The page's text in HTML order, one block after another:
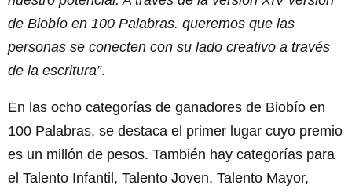
de Biobío en 100 Palabras. queremos que las
personas se conecten con su lado creativo a través
de la escritura”.
En las ocho categorías de ganadores de Biobío en
100 Palabras, se destaca el primer lugar cuyo premio
es un millón de pesos. También hay categorías para
el Talento Infantil, Talento Joven, Talento Mayor,